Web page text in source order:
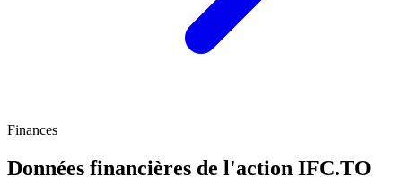
Finances
Données financières de l'action IFC.TO